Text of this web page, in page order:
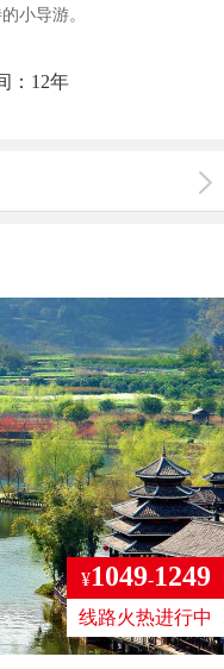
小导游。
：12年
¥1049-1249
线路火热进行中